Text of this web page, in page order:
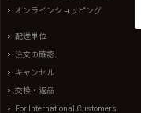
オンラインショッピング
配送単位
注文の確認
キャンセル
交換・返品
For International Customers